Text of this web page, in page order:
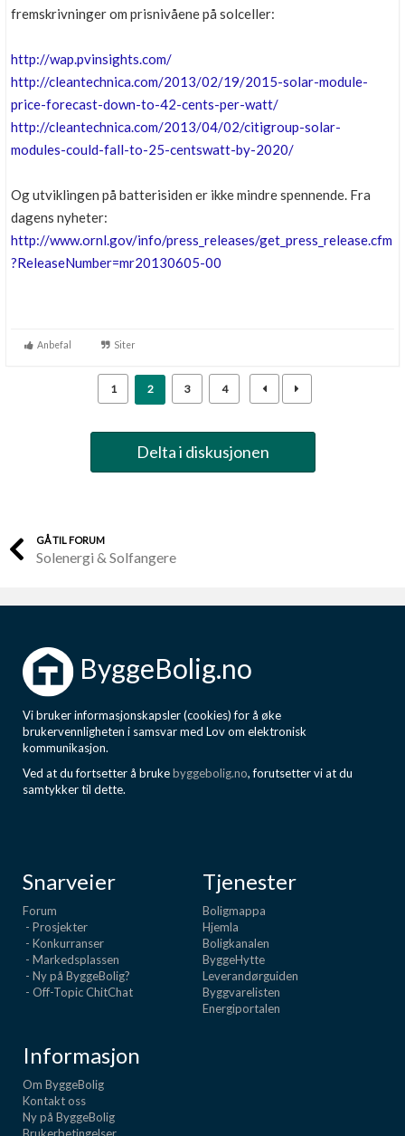
fremskrivninger om prisnivåene på solceller:
http://wap.pvinsights.com/
http://cleantechnica.com/2013/02/19/2015-solar-module-
price-forecast-down-to-42-cents-per-watt/
http://cleantechnica.com/2013/04/02/citigroup-solar-
modules-could-fall-to-25-centswatt-by-2020/
Og utviklingen på batterisiden er ikke mindre spennende. Fra
dagens nyheter:
http://www.ornl.gov/info/press_releases/get_press_release.cfm
?ReleaseNumber=mr20130605-00
Anbefal Siter
1 2 3 4
Delta i diskusjonen
GÅ TIL FORUM
Solenergi & Solfangere
ByggeBolig.no
Vi bruker informasjonskapsler (cookies) for å øke
brukervennligheten i samsvar med Lov om elektronisk
kommunikasjon.
Ved at du fortsetter å brukebyggebolig.no, forutsetter vi at du
samtykker til dette.
Snarveier
Forum
- Prosjekter
- Konkurranser
- Markedsplassen
- Ny på ByggeBolig?
- Off-Topic ChitChat
Tjenester
Boligmappa
Hjemla
Boligkanalen
ByggeHytte
Leverandørguiden
Byggvarelisten
Energiportalen
Informasjon
Om ByggeBolig
Kontakt oss
Ny på ByggeBolig